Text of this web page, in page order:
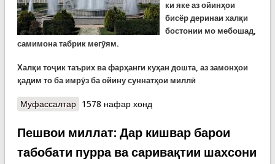
ки яке аз ойинҳои
бисёр деринаи халқи
бостонии мо мебошад,
самимона табрик мегӯям.
Халқи тоҷик таърих ва фарҳанги куҳан дошта, аз замонҳои
қадим то ба имрӯз ба ойину суннатҳои миллӣ
Муфассалтаро Паёми шодбошии Президенти Ҷумҳурии
Раҳмон ба муносибати ҷашни Сада
1578 нафар хонд
Пешвои миллат: Дар кишвар барои
табобати пурра ва саривақтии шахсони